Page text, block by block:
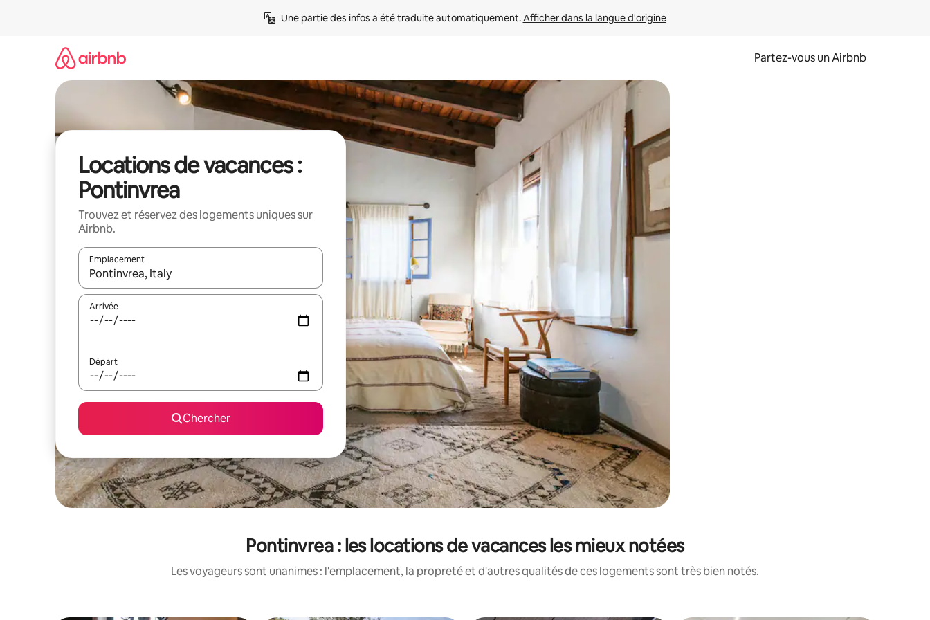
Une partie des infos a été traduite automatiquement. Afficher dans la langue d'origine
Partez-vous un Airbnb
Locations de vacances :
Pontinvrea
Trouvez et réservez des logements uniques sur
Airbnb.
Emplacement
Quand les résultats sont affichés, parcourez-les en utilisant les flèches vers le haut et vers le bas, ou en appuyant dessus et en les faisant glisser.
Arrivée
Départ
Chercher
Pontinvrea : les locations de vacances les mieux notées
Les voyageurs sont unanimes : l'emplacement, la propreté et d'autres qualités de ces logements sont très bien notés.